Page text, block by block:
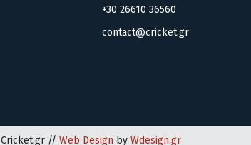
+30 26610 36560
contact@cricket.gr
Cricket.gr //Web Design byWdesign.gr